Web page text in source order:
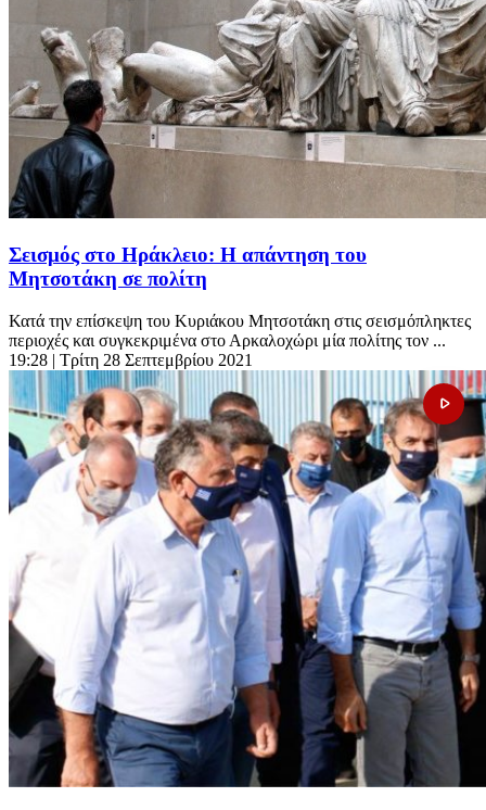
Σεισμός στο Ηράκλειο: Η απάντηση του
Μητσοτάκη σε πολίτη
Κατά την επίσκεψη του Κυριάκου Μητσοτάκη στις σεισμόπληκτες
περιοχές και συγκεκριμένα στο Αρκαλοχώρι μία πολίτης τον ...
19:28 | Τρίτη 28 Σεπτεμβρίου 2021